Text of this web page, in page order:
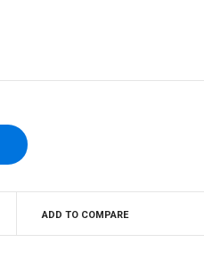
ADD TO COMPARE